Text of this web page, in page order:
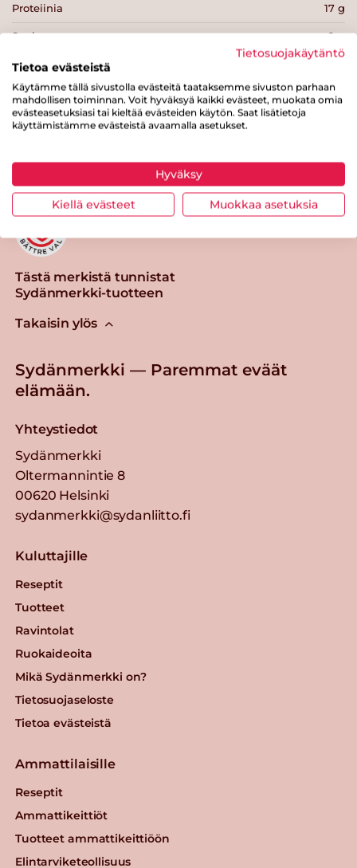
Proteiinia 17 g
Suolaa 0 g
Tulosta sivu Jaa tuote
Tästä merkistä tunnistat
Sydänmerkki-tuotteen
Takaisin ylös
Sydänmerkki — Paremmat eväät
elämään.
Yhteystiedot
Sydänmerkki
Oltermannintie 8
00620 Helsinki
sydanmerkki@sydanliitto.fi
Kuluttajille
Reseptit
Tuotteet
Ravintolat
Ruokaideoita
Mikä Sydänmerkki on?
Tietosuojaseloste
Tietoa evästeistä
Ammattilaisille
Reseptit
Ammattikeittiöt
Tuotteet ammattikeittiöön
Elintarviketeollisuus
Tietosuojakäytäntö
Tietoa evästeistä
Käytämme tällä sivustolla evästeitä taataksemme sivuston parhaan
mahdollisen toiminnan. Voit hyväksyä kaikki evästeet, muokata omia
evästeasetuksiasi tai kieltää evästeiden käytön. Saat lisätietoja
käyttämistämme evästeistä avaamalla asetukset.
Hyväksy
Kiellä evästeet Muokkaa asetuksia